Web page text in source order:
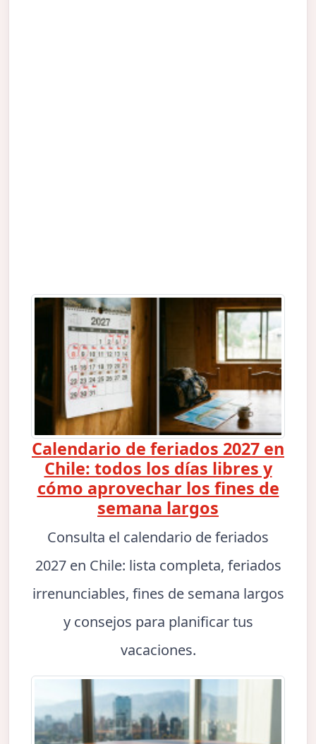
Calendario de feriados 2027 en
Chile: todos los días libres y
cómo aprovechar los fines de
semana largos
Consulta el calendario de feriados
2027 en Chile: lista completa, feriados
irrenunciables, fines de semana largos
y consejos para planificar tus
vacaciones.